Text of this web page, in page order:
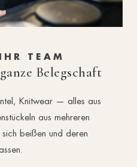
TEAM
Belegschaft
Knitwear — alles aus
aus mehreren
beißen und deren